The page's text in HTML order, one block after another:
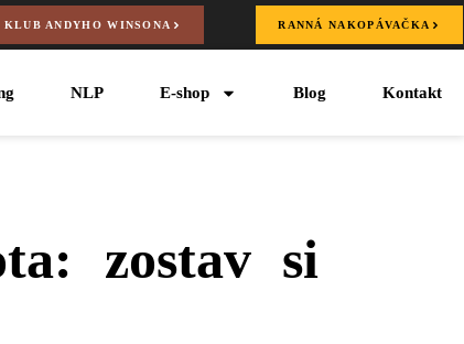
KLUB ANDYHO WINSONA RANNÁ NAKOPÁVAČKA
NLP E-shop Blog Kontakt
zostav si